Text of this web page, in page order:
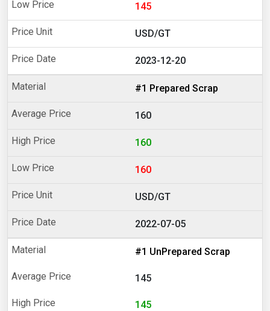
145
USD/GT
2023-12-20
#1 Prepared Scrap
160
160
160
USD/GT
2022-07-05
#1 UnPrepared Scrap
145
145